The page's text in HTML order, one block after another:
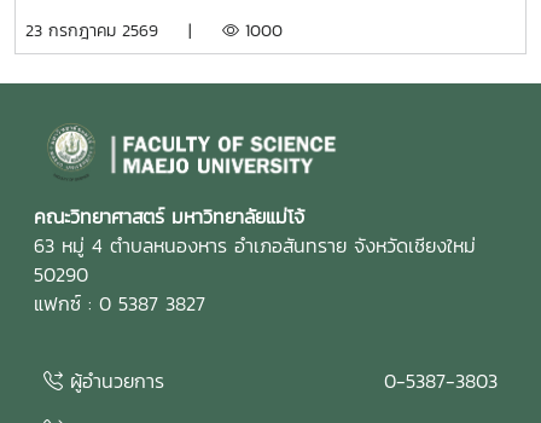
EdPEx) ประจำปีการศึกษา 2568 เพื่อทบทวนผลการดำเนินงาน
องค์กรและการจัดการศึกษาอย่างยั่งยืน ในการนี้ คณะกรรมการ
ประเมินคุณภาพการศึกษาภายใน ได้ร่วมดำเนินการ วิพากษ์และ
ให้ข้อเสนอแนะต่อรายงานผลการดำเนินการเพื่อความเป็นเลิศ
(EdPEx Report) โดยพิจารณาความครบถ้วน ความเชื่อมโยง
และความสอดคล้องของผลการดำเนินงานในทุกหมวดของเกณฑ์
EdPEx พร้อมแลกเปลี่ยนข้อคิดเห็นและแนวทางการพัฒนา เพื่อ
ยกระดับคุณภาพของรายงานและเตรียมความพร้อมสำหรับการ
ดร.รัชพล สันติวรากร ประธานกรรมการ คณบดีคณะ
23 กรกฎาคม 2569 | 1000
คณะวิทยาศาสตร์ มหาวิทยาลัยแม่โจ้
63 หมู่ 4 ตำบลหนองหาร อำเภอสันทราย จังหวัดเชียงใหม่
50290
แฟกซ์ : 0 5387 3827
ผู้อำนวยการ
0-5387-3803